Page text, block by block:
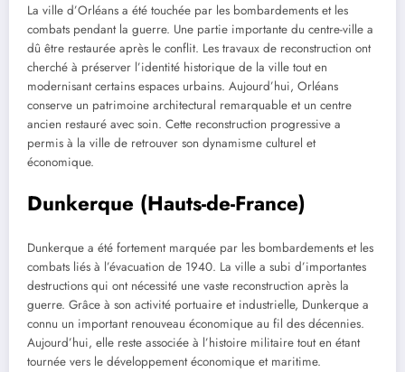
La ville d’Orléans a été touchée par les bombardements et les
combats pendant la guerre. Une partie importante du centre-ville a
dû être restaurée après le conflit. Les travaux de reconstruction ont
cherché à préserver l’identité historique de la ville tout en
modernisant certains espaces urbains. Aujourd’hui, Orléans
conserve un patrimoine architectural remarquable et un centre
ancien restauré avec soin. Cette reconstruction progressive a
permis à la ville de retrouver son dynamisme culturel et
économique.
Dunkerque (Hauts-de-France)
Dunkerque a été fortement marquée par les bombardements et les
combats liés à l’évacuation de 1940. La ville a subi d’importantes
destructions qui ont nécessité une vaste reconstruction après la
guerre. Grâce à son activité portuaire et industrielle, Dunkerque a
connu un important renouveau économique au fil des décennies.
Aujourd’hui, elle reste associée à l’histoire militaire tout en étant
tournée vers le développement économique et maritime.